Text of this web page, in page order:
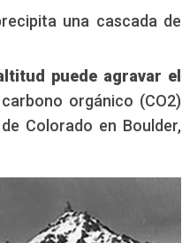
una cascada de
puede agravar el
orgánico (CO2)
Colorado en Boulder,